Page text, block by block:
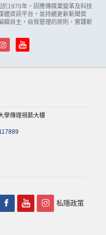
於1970年，因應傳媒業變革及科技
體資訊平台，並持續更新新聞資
輯自主，自我管理的原則，實踐新
學傳理視藝大樓
私隱政策